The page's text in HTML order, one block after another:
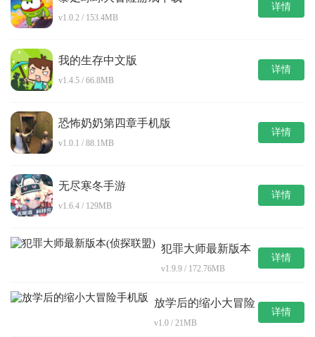
v1.0.2 / 153.4MB
详情
我的生存中文版
v1.4.5 / 66.8MB
详情
恐怖奶奶第四章手机版
v1.0.1 / 88.1MB
详情
无尽寒冬手游
v1.6.4 / 129MB
详情
犯罪大师最新版本
v1.9.9 / 172.76MB
详情
放学后的缩小大冒险
v1.0 / 21MB
详情